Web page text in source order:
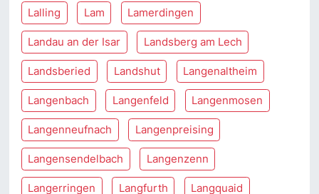
Lalling Lam Lamerdingen
Landau an der Isar Landsberg am Lech
Landsberied Landshut Langenaltheim
Langenbach Langenfeld Langenmosen
Langenneufnach Langenpreising
Langensendelbach Langenzenn
Langerringen Langfurth Langquaid